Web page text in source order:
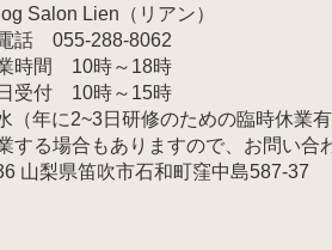
Salon Lien（リアン）
電話 055-288-8062
業時間 10時～18時
日受付 10時～15時
年に2~3日研修のための臨時休業有
る場合もありますので、お問い合
山梨県笛吹市石和町窪中島587-37